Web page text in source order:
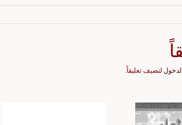
لتضيف تعليقاً.